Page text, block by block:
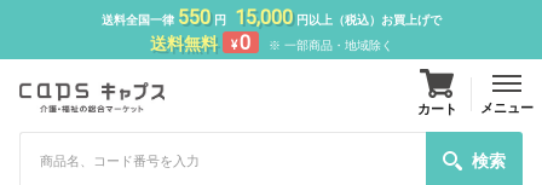
送料全国一律 550円 15,000円以上（税込）お買上げで
送料無料 ¥0 ※ 一部商品・地域除く
検索
カート メニュー